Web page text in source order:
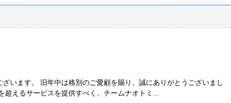
います。 旧年中は格別のご愛顧を賜り、誠にありがとうございまし
超えるサービスを提供すべく、チームナオトミ...